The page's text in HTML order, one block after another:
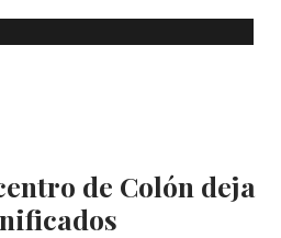
de Colón deja